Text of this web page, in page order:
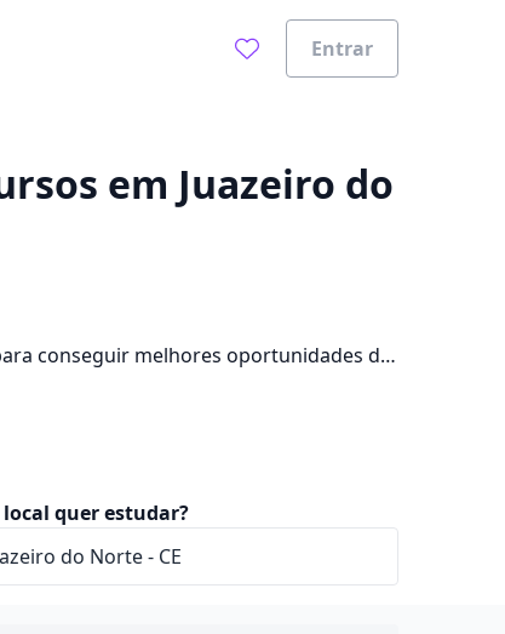
Entrar
em Juazeiro do
conseguir melhores oportunidades de
local quer estudar?